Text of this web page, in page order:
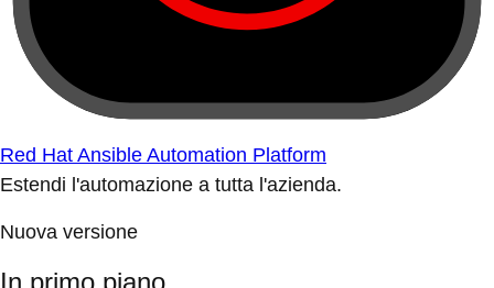
Red Hat Ansible Automation Platform
Estendi l'automazione a tutta l'azienda.
Nuova versione
In primo piano